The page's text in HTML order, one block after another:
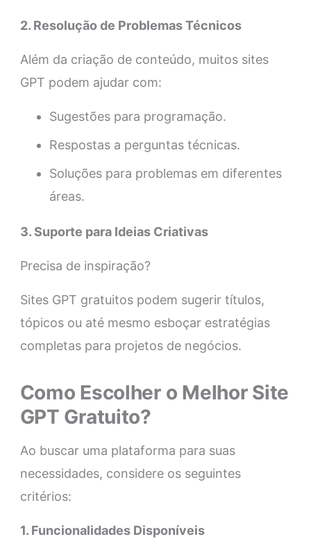
2. Resolução de Problemas Técnicos
Além da criação de conteúdo, muitos sites
GPT podem ajudar com:
Sugestões para programação.
Respostas a perguntas técnicas.
Soluções para problemas em diferentes
áreas.
3. Suporte para Ideias Criativas
Precisa de inspiração?
Sites GPT gratuitos podem sugerir títulos,
tópicos ou até mesmo esboçar estratégias
completas para projetos de negócios.
Como Escolher o Melhor Site
GPT Gratuito?
Ao buscar uma plataforma para suas
necessidades, considere os seguintes
critérios:
1. Funcionalidades Disponíveis